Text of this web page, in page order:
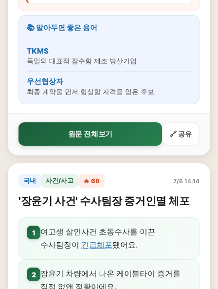
📚 알아두면 좋은 용어
TKMS
독일의 대표적 잠수함 제조 방산기업
우선협상자
최종 계약을 먼저 협상할 자격을 얻은 후보
원문 전체보기 🔗 공유
국내 사건/사고 🔥 68 7/6 14:14
'장윤기 사건' 수사팀장 증거인멸 체포
1
여고생 살인사건 초동수사를 이끈
수사팀장이 긴급체포됐어요.
2
장윤기 차량에서 나온 케이블타이 증거를
직접 없앤 정황이에요.